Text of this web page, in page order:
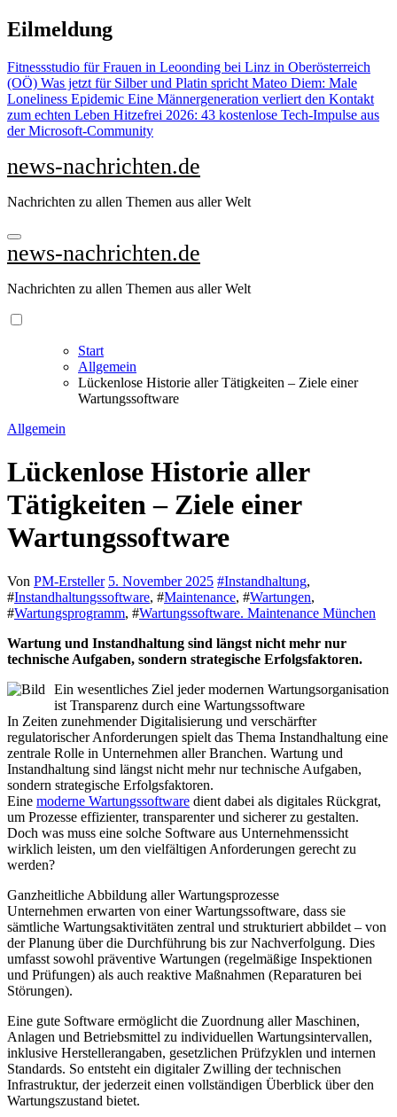
Zu
Inhalten
Eilmeldung
Fitnessstudio für Frauen in Leoonding bei Linz in Oberösterreich
(OÖ) Was jetzt für Silber und Platin spricht Mateo Diem: Male
Loneliness Epidemic Eine Männergeneration verliert den Kontakt
zum echten Leben Hitzefrei 2026: 43 kostenlose Tech-Impulse aus
der Microsoft-Community
news-nachrichten.de
Nachrichten zu allen Themen aus aller Welt
news-nachrichten.de
Nachrichten zu allen Themen aus aller Welt
Start
Allgemein
Lückenlose Historie aller Tätigkeiten – Ziele einer
Wartungssoftware
Allgemein
Lückenlose Historie aller
Tätigkeiten – Ziele einer
Wartungssoftware
Von PM-Ersteller 5. November 2025 #Instandhaltung,
#Instandhaltungssoftware, #Maintenance, #Wartungen,
#Wartungsprogramm, #Wartungssoftware. Maintenance München
Wartung und Instandhaltung sind längst nicht mehr nur
technische Aufgaben, sondern strategische Erfolgsfaktoren.
Ein wesentliches Ziel jeder modernen Wartungsorganisation
ist Transparenz durch eine Wartungssoftware
In Zeiten zunehmender Digitalisierung und verschärfter
regulatorischer Anforderungen spielt das Thema Instandhaltung eine
zentrale Rolle in Unternehmen aller Branchen. Wartung und
Instandhaltung sind längst nicht mehr nur technische Aufgaben,
sondern strategische Erfolgsfaktoren.
Eine moderne Wartungssoftware dient dabei als digitales Rückgrat,
um Prozesse effizienter, transparenter und sicherer zu gestalten.
Doch was muss eine solche Software aus Unternehmenssicht
wirklich leisten, um den vielfältigen Anforderungen gerecht zu
werden?
Ganzheitliche Abbildung aller Wartungsprozesse
Unternehmen erwarten von einer Wartungssoftware, dass sie
sämtliche Wartungsaktivitäten zentral und strukturiert abbildet – von
der Planung über die Durchführung bis zur Nachverfolgung. Dies
umfasst sowohl präventive Wartungen (regelmäßige Inspektionen
und Prüfungen) als auch reaktive Maßnahmen (Reparaturen bei
Störungen).
Eine gute Software ermöglicht die Zuordnung aller Maschinen,
Anlagen und Betriebsmittel zu individuellen Wartungsintervallen,
inklusive Herstellerangaben, gesetzlichen Prüfzyklen und internen
Standards. So entsteht ein digitaler Zwilling der technischen
Infrastruktur, der jederzeit einen vollständigen Überblick über den
Wartungszustand bietet.